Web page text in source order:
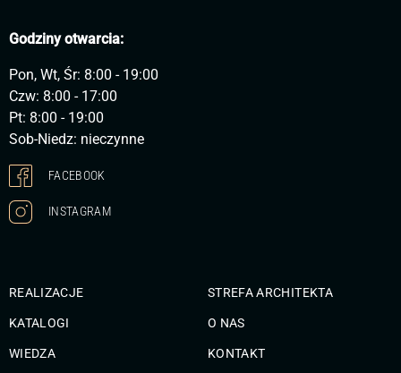
Godziny otwarcia:
Pon, Wt, Śr: 8:00 - 19:00
Czw: 8:00 - 17:00
Pt: 8:00 - 19:00
Sob-Niedz: nieczynne
FACEBOOK
INSTAGRAM
REALIZACJE
KATALOGI
WIEDZA
STREFA ARCHITEKTA
O NAS
KONTAKT